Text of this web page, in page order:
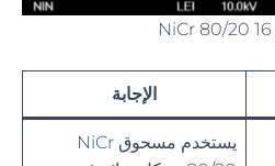
الإجابة
يستخدم مسحوق NiCr